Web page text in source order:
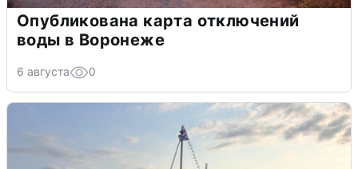
Опубликована карта отключений
воды в Воронеже
6 августа 0